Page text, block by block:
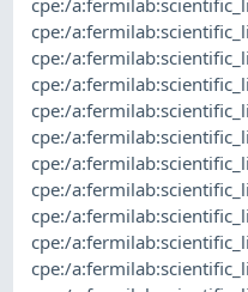
cpe:/
cpe:/
cpe:/
cpe:/
cpe:/
cpe:/
cpe:/
cpe:/
cpe:/
cpe:/